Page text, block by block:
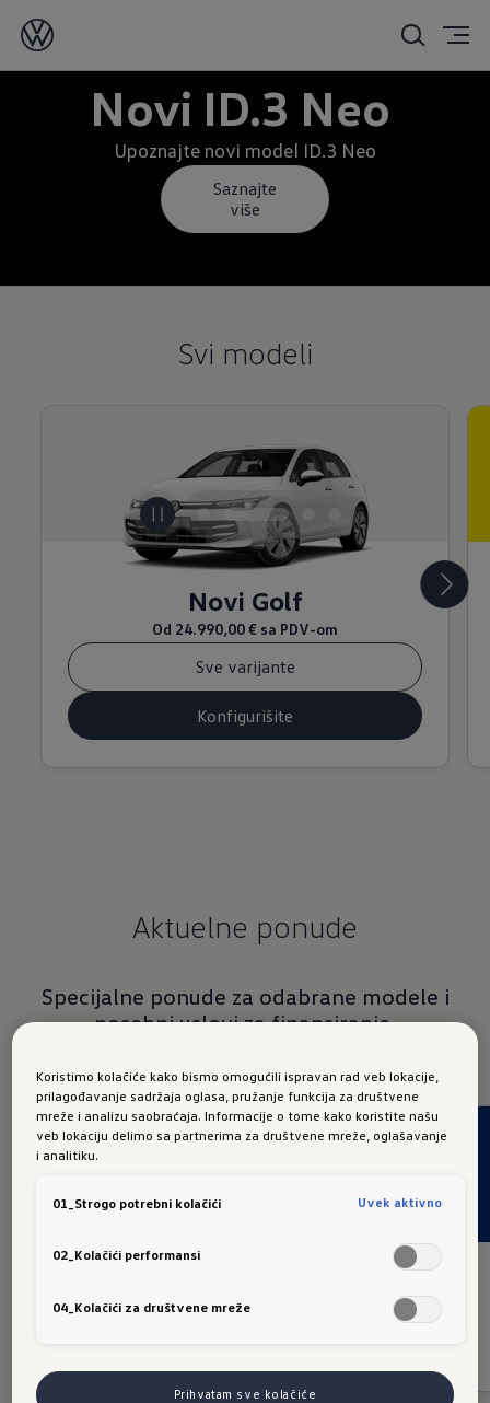
Novi ID.3 Neo
Upoznajte novi model ID.3 Neo
Saznajte
više
Svi modeli
Novi Golf
Od 24.990,00 € sa PDV-om
Sve varijante
Konfigurišite
Aktuelne ponude
Specijalne ponude za odabrane modele i
posebni uslovi za finansiranje.
Golf
Koristimo kolačiće kako bismo omogućili ispravan rad veb lokacije,
prilagođavanje sadržaja oglasa, pružanje funkcija za društvene
mreže i analizu saobraćaja. Informacije o tome kako koristite našu
veb lokaciju delimo sa partnerima za društvene mreže, oglašavanje
i analitiku.
01_Strogo potrebni kolačići Uvek aktivno
02_Kolačići performansi
04_Kolačići za društvene mreže
Prihvatam sve kolačiće